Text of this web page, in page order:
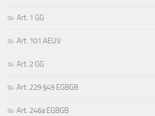
Art. 1 GG
Art. 101 AEUV
Art. 2 GG
Art. 229 §49 EGBGB
Art. 246a EGBGB